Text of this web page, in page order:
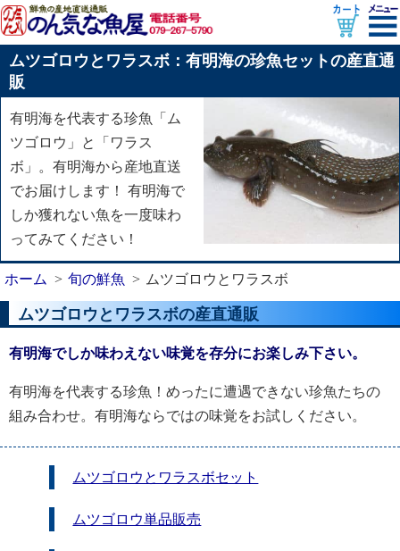
ムツゴロウとワラスボ：有明海の珍魚セットの産直通
販
有明海を代表する珍魚「ム
ツゴロウ」と「ワラス
ボ」。有明海から産地直送
でお届けします！ 有明海で
しか獲れない魚を一度味わ
ってみてください！
ホーム 旬の鮮魚 ムツゴロウとワラスボ
ムツゴロウとワラスボの産直通販
有明海でしか味わえない味覚を存分にお楽しみ下さい。
有明海を代表する珍魚！めったに遭遇できない珍魚たちの
組み合わせ。有明海ならではの味覚をお試しください。
ムツゴロウとワラスボセット
ムツゴロウ単品販売